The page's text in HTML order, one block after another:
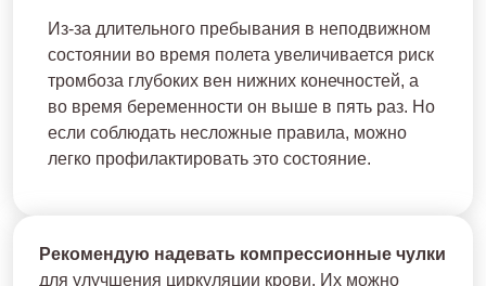
Из-за длительного пребывания в неподвижном
состоянии во время полета увеличивается риск
тромбоза глубоких вен нижних конечностей, а
во время беременности он выше в пять раз. Но
если соблюдать несложные правила, можно
легко профилактировать это состояние.
Рекомендую надевать компрессионные чулки
для улучшения циркуляции крови. Их можно